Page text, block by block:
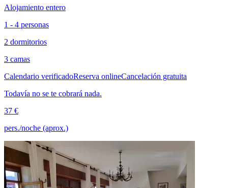
Alojamiento entero
1 - 4 personas
2 dormitorios
3 camas
Calendario verificadoReserva onlineCancelación gratuita
Todavía no se te cobrará nada.
37 €
pers./noche (aprox.)